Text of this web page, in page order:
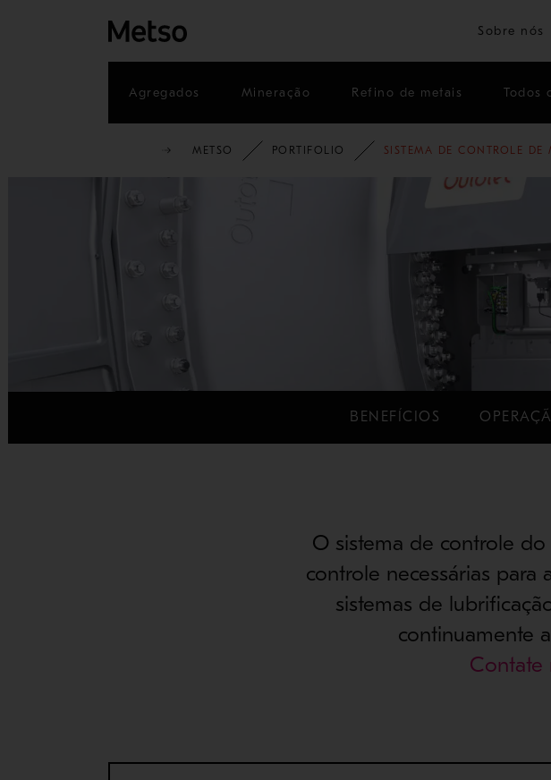
Ir
Sobre nós
Agregados Mineração Refino de metais Todos
METSO PORTIFOLIO SISTEMA DE CONTROLE DE
BENEFÍCIOS
O sistema de controle
controle necessárias
sistemas de
continuamente
Contate